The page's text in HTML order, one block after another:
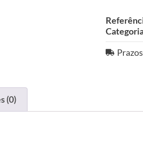
(0)